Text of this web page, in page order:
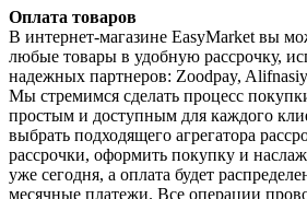
Оплата товаров
В интернет-магазине EasyMarket вы
любые товары в удобную рассрочку,
надежных партнеров: Zoodpay,
Мы стремимся сделать процесс
простым и доступным для каждого
выбрать подходящего агрегатора
рассрочки, оформить покупку и
уже сегодня, а оплата будет
месячные платежи. Все операции